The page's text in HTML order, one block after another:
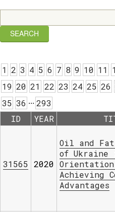
1 2 3 4 5 6 7 8 9 10 11
19 20 21 22 23 24 25 26
35 36 ... 293
ID
YEAR
31565 2020
Oil and Fat
of Ukraine
Achieving
Advantages